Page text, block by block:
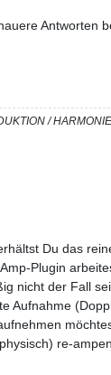
Antworten
/
Du das
Plugin
nicht der Fall
Aufnahme
re-